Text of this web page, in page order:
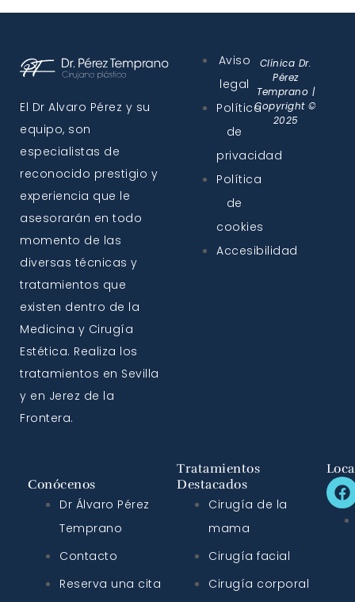
El Dr Alvaro Pérez y su
equipo, son
especialistas de
reconocido prestigio y
experiencia que le
asesorarán en todo
momento de las
diversas técnicas y
tratamientos que
existen dentro de la
Medicina y Cirugía
Estética. Realiza los
tratamientos en Sevilla
y en Jerez de la
Frontera.
Conócenos
Dr Álvaro Pérez
Temprano
Contacto
Reserva una cita
Tratamientos
Destacados
Cirugía de la
mama
Cirugía facial
Cirugía corporal
Aviso
legal
Política
de
privacidad
Política
de
cookies
Accesibilidad
Clínica Dr.
Pérez
Temprano |
Copyright ©
2025